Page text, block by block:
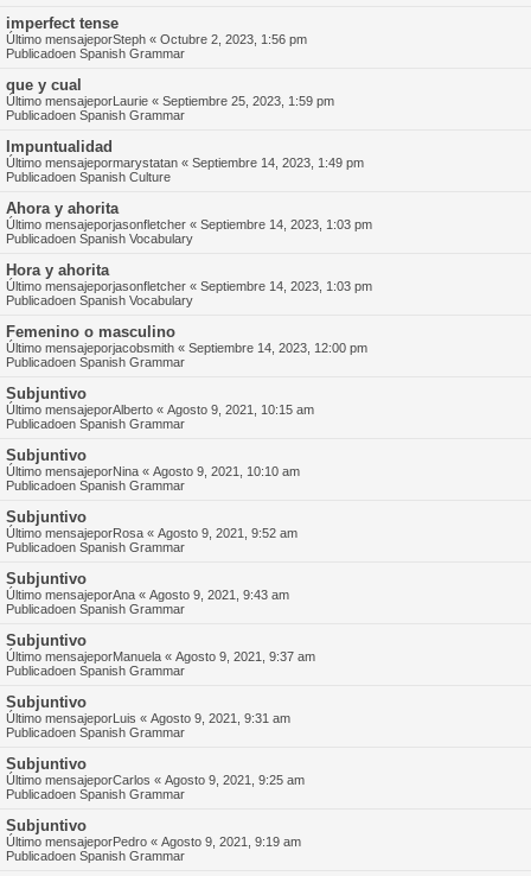
imperfect tense
Último mensajeporSteph « Octubre 2, 2023, 1:56 pm
Publicadoen Spanish Grammar
que y cual
Último mensajeporLaurie « Septiembre 25, 2023, 1:59 pm
Publicadoen Spanish Grammar
Impuntualidad
Último mensajepormarystatan « Septiembre 14, 2023, 1:49 pm
Publicadoen Spanish Culture
Ahora y ahorita
Último mensajeporjasonfletcher « Septiembre 14, 2023, 1:03 pm
Publicadoen Spanish Vocabulary
Hora y ahorita
Último mensajeporjasonfletcher « Septiembre 14, 2023, 1:03 pm
Publicadoen Spanish Vocabulary
Femenino o masculino
Último mensajeporjacobsmith « Septiembre 14, 2023, 12:00 pm
Publicadoen Spanish Grammar
Subjuntivo
Último mensajeporAlberto « Agosto 9, 2021, 10:15 am
Publicadoen Spanish Grammar
Subjuntivo
Último mensajeporNina « Agosto 9, 2021, 10:10 am
Publicadoen Spanish Grammar
Subjuntivo
Último mensajeporRosa « Agosto 9, 2021, 9:52 am
Publicadoen Spanish Grammar
Subjuntivo
Último mensajeporAna « Agosto 9, 2021, 9:43 am
Publicadoen Spanish Grammar
Subjuntivo
Último mensajeporManuela « Agosto 9, 2021, 9:37 am
Publicadoen Spanish Grammar
Subjuntivo
Último mensajeporLuis « Agosto 9, 2021, 9:31 am
Publicadoen Spanish Grammar
Subjuntivo
Último mensajeporCarlos « Agosto 9, 2021, 9:25 am
Publicadoen Spanish Grammar
Subjuntivo
Último mensajeporPedro « Agosto 9, 2021, 9:19 am
Publicadoen Spanish Grammar